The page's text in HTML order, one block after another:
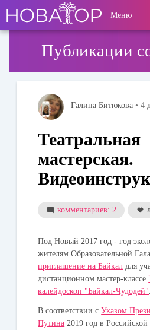
основному
содержанию
User
account
Меню
Публикации
Галина Битюкова • 4
Театральная
мастерская.
комментариев: 2
Под Новый 2017 год - год
жителям Образовательной
приглашение на Байкал для
дистанционном мастер-классе
калейдоскоп "Байкал-Чудодей"
В соответствии сУказом
Путина 2019 год в